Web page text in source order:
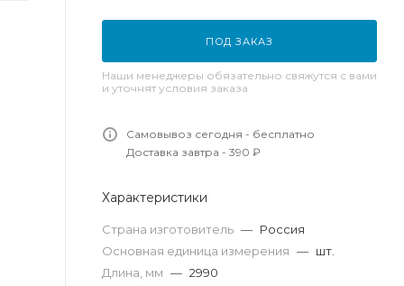
ПОД ЗАКАЗ
Наши менеджеры обязательно свяжутся с вами
и уточнят условия заказа
Самовывоз сегодня - бесплатно
Доставка завтра - 390 ₽
Характеристики
Страна изготовитель — Россия
Основная единица измерения — шт.
Длина, мм — 2990